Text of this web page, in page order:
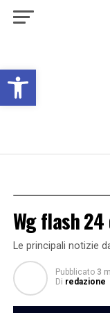
Open
Wg flash
Le principali notizie
Pubblicato 3
Di redazione